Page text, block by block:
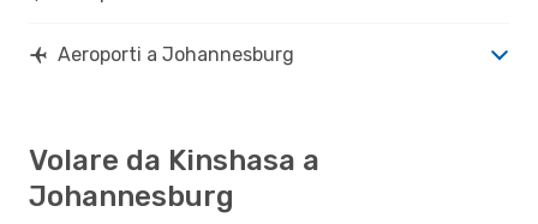
Aeroporti a Johannesburg
Volare da Kinshasa a
Johannesburg